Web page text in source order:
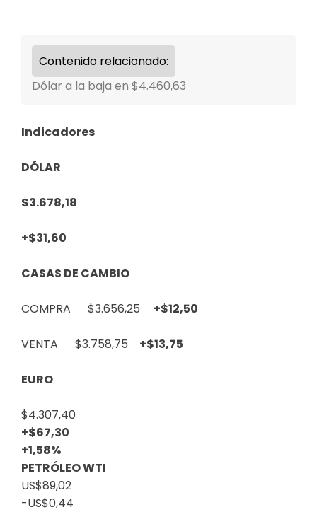
Contenido relacionado:
Dólar a la baja en $4.460,63
Indicadores
DÓLAR
$3.678,18
+$31,60
CASAS DE CAMBIO
COMPRA $3.656,25 +$12,50
VENTA $3.758,75 +$13,75
EURO
$4.307,40
+$67,30
+1,58%
PETRÓLEO WTI
US$89,02
-US$0,44